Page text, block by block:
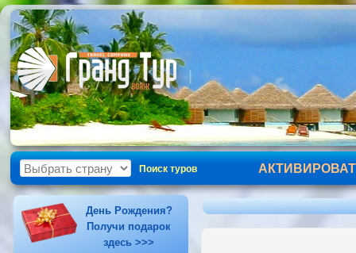
Поиск туров
День Рождения?
Получи подарок
здесь >>>